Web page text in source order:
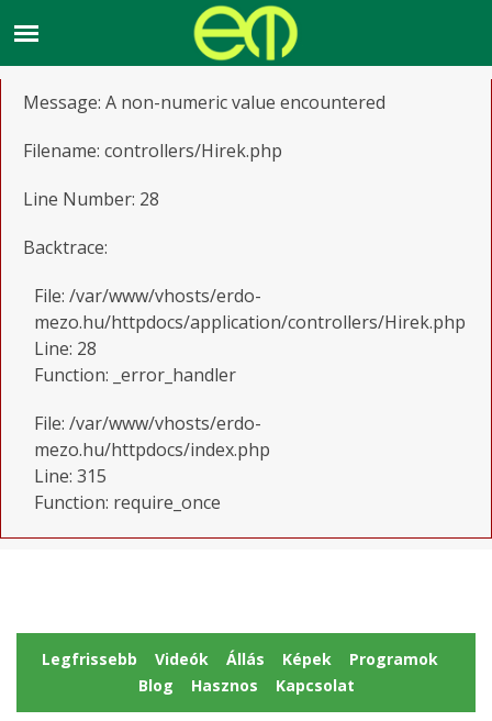
A PHP Error was encountered
Message: A non-numeric value encountered
Filename: controllers/Hirek.php
Line Number: 28
Backtrace:
File: /var/www/vhosts/erdo-
mezo.hu/httpdocs/application/controllers/Hirek.php
Line: 28
Function: _error_handler
File: /var/www/vhosts/erdo-
mezo.hu/httpdocs/index.php
Line: 315
Function: require_once
Legfrissebb Videók Állás Képek
Programok
Blog
Hasznos Kapcsolat